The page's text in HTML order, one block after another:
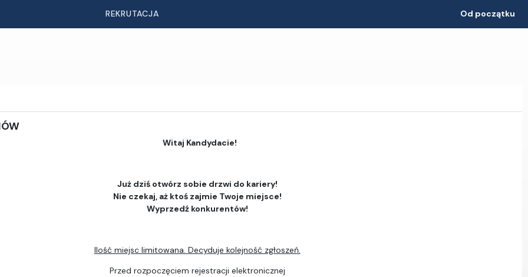
REKRUTACJA Od początku
Witaj Kandydacie!
Już dziś otwórz sobie drzwi do kariery!
Nie czekaj, aż ktoś zajmie Twoje miejsce!
Wyprzedź konkurentów!
Ilość miejsc limitowana. Decyduje kolejność zgłoszeń.
Przed rozpoczęciem rejestracji elektronicznej